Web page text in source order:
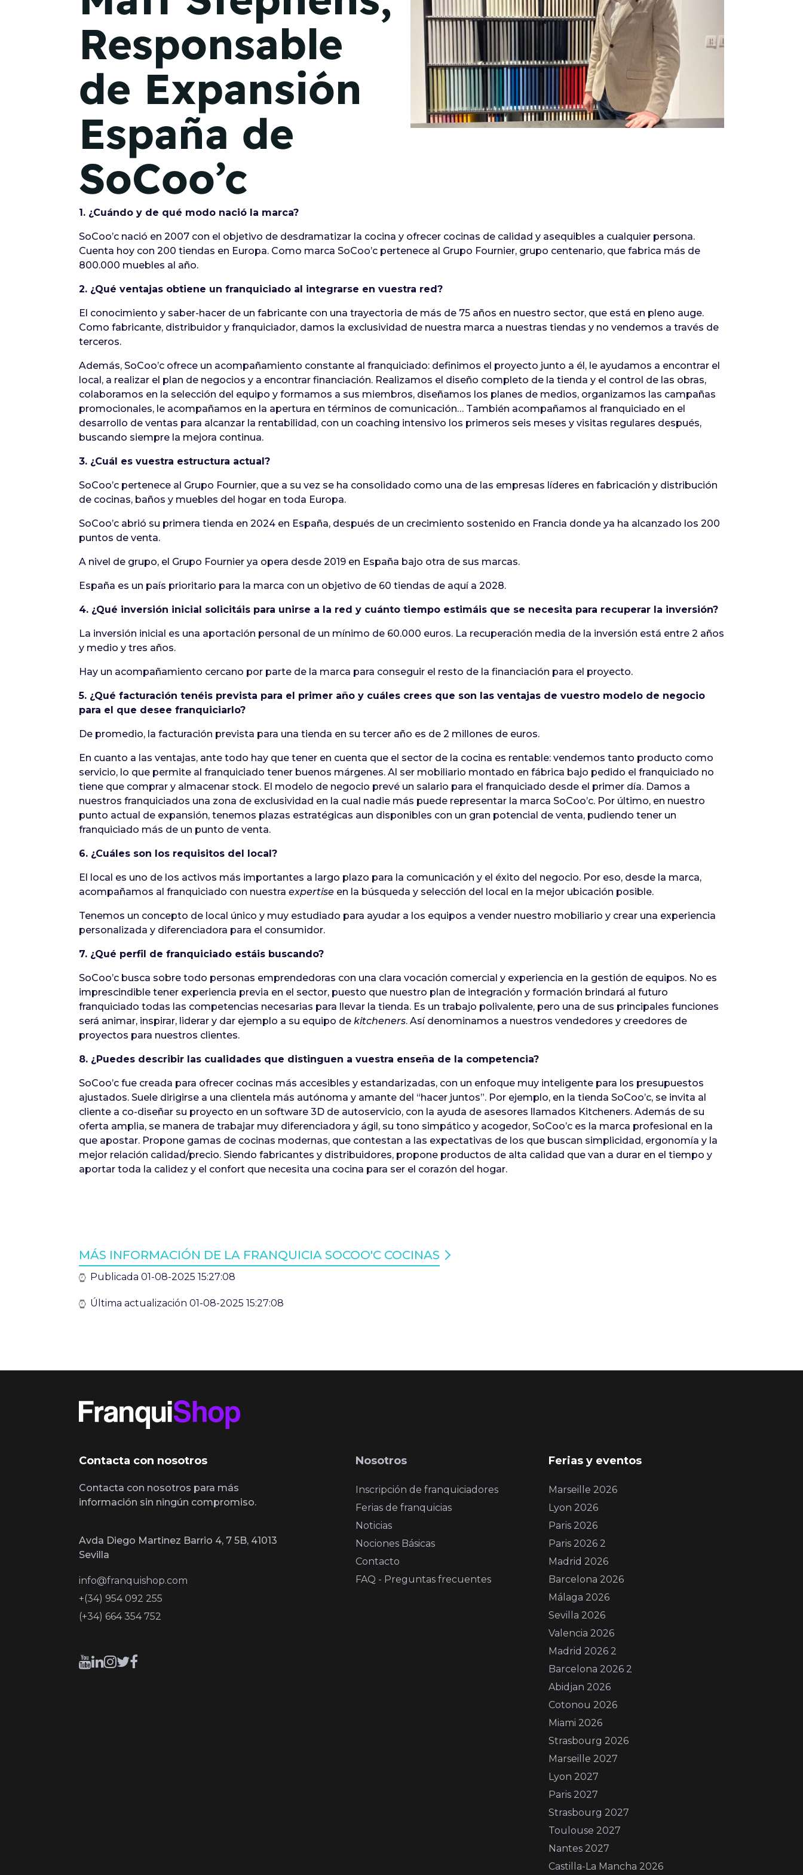
de junio
Madrid 2026 2 - 08
Castilla-La Mancha
22 de octubre
Barcelona 2026 2 -
Infórmate
Responsable
de Expansión
España de
SoCoo’c
1. ¿Cuándo y de qué modo nació la marca?
SoCoo’c nació en 2007 con el objetivo de desdramatizar la cocina y ofrecer cocinas de calidad y asequibles a cualquier persona.
Cuenta hoy con 200 tiendas en Europa. Como marca SoCoo’c pertenece al Grupo Fournier, grupo centenario, que fabrica más de
800.000 muebles al año.
2. ¿Qué ventajas obtiene un franquiciado al integrarse en vuestra red?
El conocimiento y saber-hacer de un fabricante con una trayectoria de más de 75 años en nuestro sector, que está en pleno auge.
Como fabricante, distribuidor y franquiciador, damos la exclusividad de nuestra marca a nuestras tiendas y no vendemos a través de
terceros.
Además, SoCoo’c ofrece un acompañamiento constante al franquiciado: definimos el proyecto junto a él, le ayudamos a encontrar el
local, a realizar el plan de negocios y a encontrar financiación. Realizamos el diseño completo de la tienda y el control de las obras,
colaboramos en la selección del equipo y formamos a sus miembros, diseñamos los planes de medios, organizamos las campañas
promocionales, le acompañamos en la apertura en términos de comunicación… También acompañamos al franquiciado en el
desarrollo de ventas para alcanzar la rentabilidad, con un coaching intensivo los primeros seis meses y visitas regulares después,
buscando siempre la mejora continua.
3. ¿Cuál es vuestra estructura actual?
SoCoo’c pertenece al Grupo Fournier, que a su vez se ha consolidado como una de las empresas líderes en fabricación y distribución
de cocinas, baños y muebles del hogar en toda Europa.
SoCoo’c abrió su primera tienda en 2024 en España, después de un crecimiento sostenido en Francia donde ya ha alcanzado los 200
puntos de venta.
A nivel de grupo, el Grupo Fournier ya opera desde 2019 en España bajo otra de sus marcas.
España es un país prioritario para la marca con un objetivo de 60 tiendas de aquí a 2028.
4. ¿Qué inversión inicial solicitáis para unirse a la red y cuánto tiempo estimáis que se necesita para recuperar la inversión?
La inversión inicial es una aportación personal de un mínimo de 60.000 euros. La recuperación media de la inversión está entre 2 años
y medio y tres años.
Hay un acompañamiento cercano por parte de la marca para conseguir el resto de la financiación para el proyecto.
5. ¿Qué facturación tenéis prevista para el primer año y cuáles crees que son las ventajas de vuestro modelo de negocio
para el que desee franquiciarlo?
De promedio, la facturación prevista para una tienda en su tercer año es de 2 millones de euros.
En cuanto a las ventajas, ante todo hay que tener en cuenta que el sector de la cocina es rentable: vendemos tanto producto como
servicio, lo que permite al franquiciado tener buenos márgenes. Al ser mobiliario montado en fábrica bajo pedido el franquiciado no
tiene que comprar y almacenar stock. El modelo de negocio prevé un salario para el franquiciado desde el primer día. Damos a
nuestros franquiciados una zona de exclusividad en la cual nadie más puede representar la marca SoCoo’c. Por último, en nuestro
punto actual de expansión, tenemos plazas estratégicas aun disponibles con un gran potencial de venta, pudiendo tener un
franquiciado más de un punto de venta.
6. ¿Cuáles son los requisitos del local?
El local es uno de los activos más importantes a largo plazo para la comunicación y el éxito del negocio. Por eso, desde la marca,
acompañamos al franquiciado con nuestra expertise en la búsqueda y selección del local en la mejor ubicación posible.
Tenemos un concepto de local único y muy estudiado para ayudar a los equipos a vender nuestro mobiliario y crear una experiencia
personalizada y diferenciadora para el consumidor.
7. ¿Qué perfil de franquiciado estáis buscando?
SoCoo’c busca sobre todo personas emprendedoras con una clara vocación comercial y experiencia en la gestión de equipos. No es
imprescindible tener experiencia previa en el sector, puesto que nuestro plan de integración y formación brindará al futuro
franquiciado todas las competencias necesarias para llevar la tienda. Es un trabajo polivalente, pero una de sus principales funciones
será animar, inspirar, liderar y dar ejemplo a su equipo de kitcheners. Así denominamos a nuestros vendedores y creedores de
proyectos para nuestros clientes.
8. ¿Puedes describir las cualidades que distinguen a vuestra enseña de la competencia?
SoCoo’c fue creada para ofrecer cocinas más accesibles y estandarizadas, con un enfoque muy inteligente para los presupuestos
ajustados. Suele dirigirse a una clientela más autónoma y amante del “hacer juntos”. Por ejemplo, en la tienda SoCoo’c, se invita al
cliente a co-diseñar su proyecto en un software 3D de autoservicio, con la ayuda de asesores llamados Kitcheners. Además de su
oferta amplia, se manera de trabajar muy diferenciadora y ágil, su tono simpático y acogedor, SoCoo’c es la marca profesional en la
que apostar. Propone gamas de cocinas modernas, que contestan a las expectativas de los que buscan simplicidad, ergonomía y la
mejor relación calidad/precio. Siendo fabricantes y distribuidores, propone productos de alta calidad que van a durar en el tiempo y
aportar toda la calidez y el confort que necesita una cocina para ser el corazón del hogar.
MÁS INFORMACIÓN DE LA FRANQUICIA SOCOO'C COCINAS
Publicada 01-08-2025 15:27:08
Última actualización 01-08-2025 15:27:08
Contacta con nosotros
Contacta con nosotros para más
información sin ningún compromiso.
Avda Diego Martinez Barrio 4, 7 5B, 41013
Sevilla
info@franquishop.com
+(34) 954 092 255
(+34) 664 354 752
Nosotros
Inscripción de franquiciadores
Ferias de franquicias
Noticias
Nociones Básicas
Contacto
FAQ - Preguntas frecuentes
Ferias y eventos
Marseille 2026
Lyon 2026
Paris 2026
Paris 2026 2
Madrid 2026
Barcelona 2026
Málaga 2026
Sevilla 2026
Valencia 2026
Madrid 2026 2
Barcelona 2026 2
Abidjan 2026
Cotonou 2026
Miami 2026
Strasbourg 2026
Marseille 2027
Lyon 2027
Paris 2027
Strasbourg 2027
Toulouse 2027
Nantes 2027
Castilla-La Mancha 2026